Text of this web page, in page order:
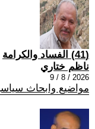
(41) الفساد والكرامة
ناظم ختاري
2026 / 8 / 9
مواضيع وابحاث